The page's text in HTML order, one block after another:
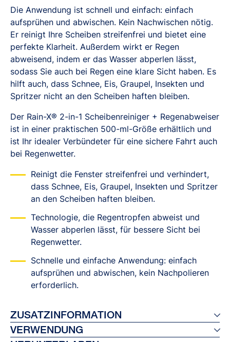
Die Anwendung ist schnell und einfach: einfach
aufsprühen und abwischen. Kein Nachwischen nötig.
Er reinigt Ihre Scheiben streifenfrei und bietet eine
perfekte Klarheit. Außerdem wirkt er Regen
abweisend, indem er das Wasser abperlen lässt,
sodass Sie auch bei Regen eine klare Sicht haben. Es
hilft auch, dass Schnee, Eis, Graupel, Insekten und
Spritzer nicht an den Scheiben haften bleiben.
Der Rain-X® 2-in-1 Scheibenreiniger + Regenabweiser
ist in einer praktischen 500-ml-Größe erhältlich und
ist Ihr idealer Verbündeter für eine sichere Fahrt auch
bei Regenwetter.
Reinigt die Fenster streifenfrei und verhindert,
dass Schnee, Eis, Graupel, Insekten und Spritzer
an den Scheiben haften bleiben.
Technologie, die Regentropfen abweist und
Wasser abperlen lässt, für bessere Sicht bei
Regenwetter.
Schnelle und einfache Anwendung: einfach
aufsprühen und abwischen, kein Nachpolieren
erforderlich.
ZUSATZINFORMATION
Ref 26044
VERWENDUNG